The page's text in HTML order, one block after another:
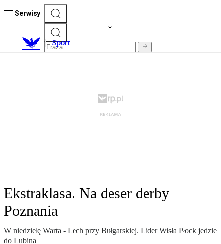
Serwisy
Sport
Ekstraklasa. Na deser derby
Poznania
W niedzielę Warta - Lech przy Bułgarskiej. Lider Wisła Płock jedzie
do Lubina.